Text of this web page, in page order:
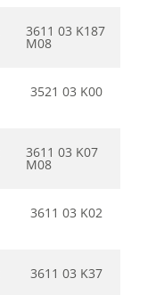
3611 03 K187
M08
3521 03 K00
3611 03 K07
M08
3611 03 K02
3611 03 K37